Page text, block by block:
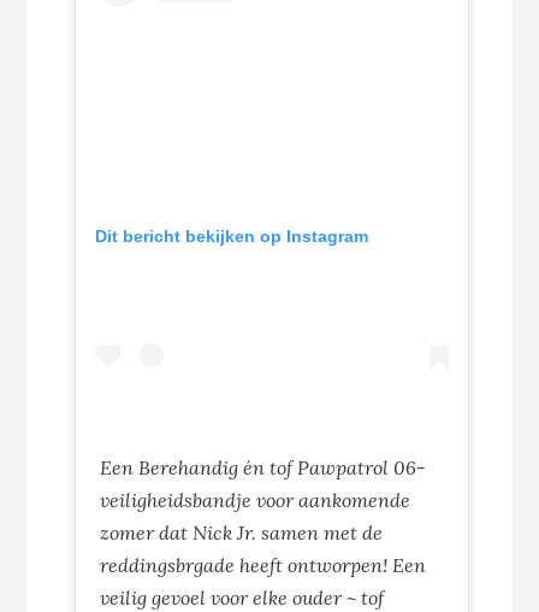
Dit bericht bekijken op Instagram
Een Berehandig én tof Pawpatrol 06-
veiligheidsbandje voor aankomende
zomer dat Nick Jr. samen met de
reddingsbrgade heeft ontworpen! Een
veilig gevoel voor elke ouder ~ tof